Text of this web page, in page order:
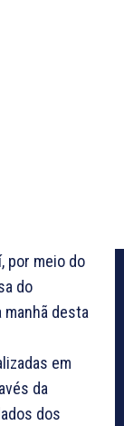
por meio do
do
desta
em
da
dos